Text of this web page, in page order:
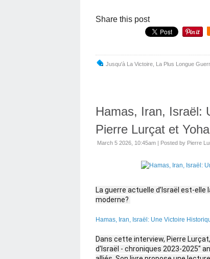
Share this post
Jusqu'à La Victoire, La Plus Longue
Hamas, Iran, Israël:
Pierre Lurçat et
March 5 2026, 10:45am | Posted by Pierre
La guerre actuelle d’Israël est-
moderne?
Hamas, Iran, Israël: Une Victoire
Dans cette interview, Pierre
d'Israël - chroniques 2023-2025"